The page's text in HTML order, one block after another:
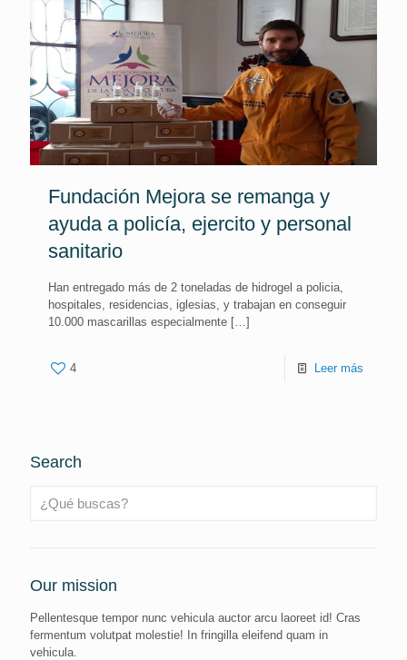
Fundación Mejora se remanga y
ayuda a policía, ejercito y personal
sanitario
Han entregado más de 2 toneladas de hidrogel a policia,
hospitales, residencias, iglesias, y trabajan en conseguir
10.000 mascarillas especialmente […]
4 Leer más
Search
Our mission
Pellentesque tempor nunc vehicula auctor arcu laoreet id! Cras
fermentum volutpat molestie! In fringilla eleifend quam in
vehicula.